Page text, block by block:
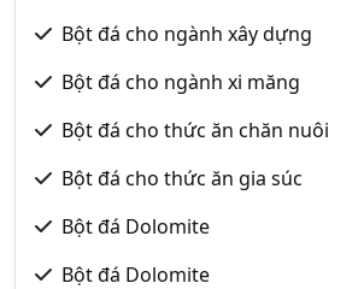
Bột đá cho ngành xây dựng
Bột đá cho ngành xi măng
Bột đá cho thức ăn chăn nuôi
Bột đá cho thức ăn gia súc
Bột đá Dolomite
Bột đá Dolomite